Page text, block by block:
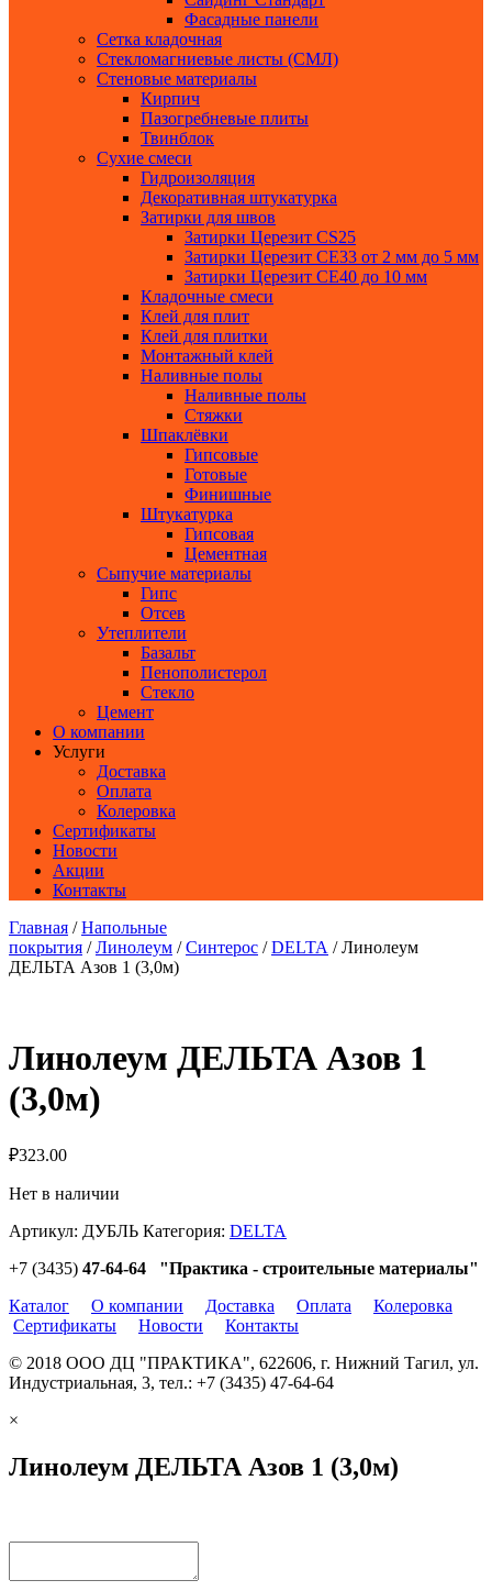
Фасадные панели
Сетка кладочная
Стекломагниевые листы (СМЛ)
Стеновые материалы
Кирпич
Пазогребневые плиты
Твинблок
Сухие смеси
Гидроизоляция
Декоративная штукатурка
Затирки для швов
Затирки Церезит СS25
Затирки Церезит СЕ33 от 2 мм до 5 мм
Затирки Церезит СЕ40 до 10 мм
Кладочные смеси
Клей для плит
Клей для плитки
Монтажный клей
Наливные полы
Наливные полы
Стяжки
Шпаклёвки
Гипсовые
Готовые
Финишные
Штукатурка
Гипсовая
Цементная
Сыпучие материалы
Гипс
Отсев
Утеплители
Базальт
Пенополистерол
Стекло
Цемент
О компании
Услуги
Доставка
Оплата
Колеровка
Сертификаты
Новости
Акции
Контакты
Главная /Напольные
покрытия /Линолеум /Синтерос /DELTA / Линолеум
ДЕЛЬТА Азов 1 (3,0м)
Линолеум ДЕЛЬТА Азов 1
(3,0м)
₽323.00
Нет в наличии
Артикул: ДУБЛЬ Категория: DELTA
+7 (3435) 47-64-64 "Практика - строительные материалы"
Каталог
О компании Доставка Оплата
Колеровка
Сертификаты
Новости
Контакты
© 2018 ООО ДЦ "ПРАКТИКА", 622606, г. Нижний Тагил, ул.
Индустриальная, 3, тел.: +7 (3435) 47-64-64
×
Линолеум ДЕЛЬТА Азов 1 (3,0м)